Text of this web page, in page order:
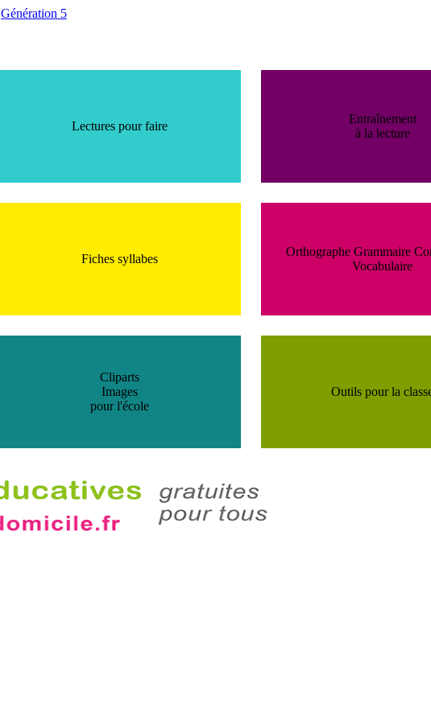
Génération 5
Lectures pour faire
Entraînement
à la lecture
Fiches syllabes
Orthographe Grammaire
Vocabulaire
Cliparts
Images
pour l'école
Outils pour la